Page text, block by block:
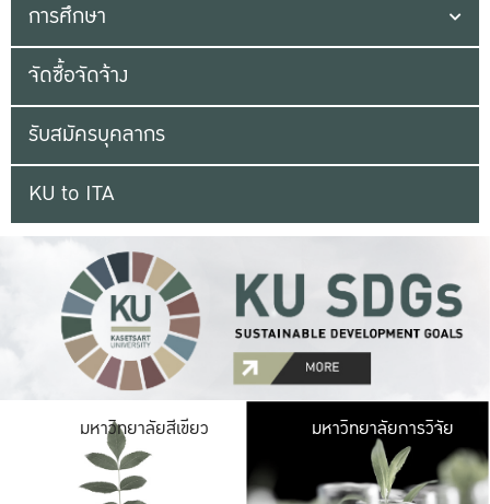
การศึกษา
จัดซื้อจัดจ้าง
รับสมัครบุคลากร
KU to ITA
มหาวิทยาลัยสีเขียว มหาวิ
มีพื้นที่เขียวสดใส
เป็นป่าในเมือง เกษต
มหาวิทยาลัยการวิจัย